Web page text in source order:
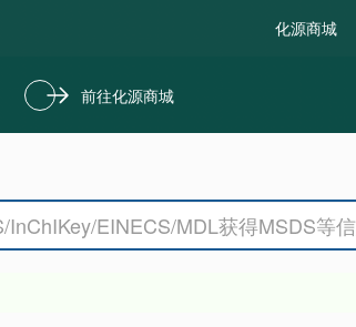
化源商城
前往化源商城